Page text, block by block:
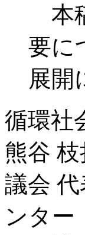
本
要に
展開
循環社
熊谷
議会
ンター